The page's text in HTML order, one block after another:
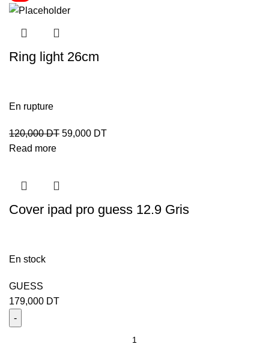
Ring light 26cm
En rupture
120,000DT 59,000 DT
Read more
Cover ipad pro guess 12.9 Gris
En stock
GUESS
179,000 DT